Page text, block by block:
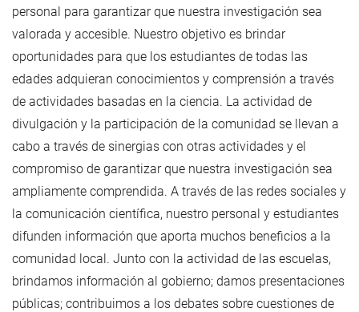
personal para garantizar que nuestra investigación sea
valorada y accesible. Nuestro objetivo es brindar
oportunidades para que los estudiantes de todas las
edades adquieran conocimientos y comprensión a través
de actividades basadas en la ciencia. La actividad de
divulgación y la participación de la comunidad se llevan a
cabo a través de sinergias con otras actividades y el
compromiso de garantizar que nuestra investigación sea
ampliamente comprendida. A través de las redes sociales y
la comunicación científica, nuestro personal y estudiantes
difunden información que aporta muchos beneficios a la
comunidad local. Junto con la actividad de las escuelas,
brindamos información al gobierno; damos presentaciones
públicas; contribuimos a los debates sobre cuestiones de